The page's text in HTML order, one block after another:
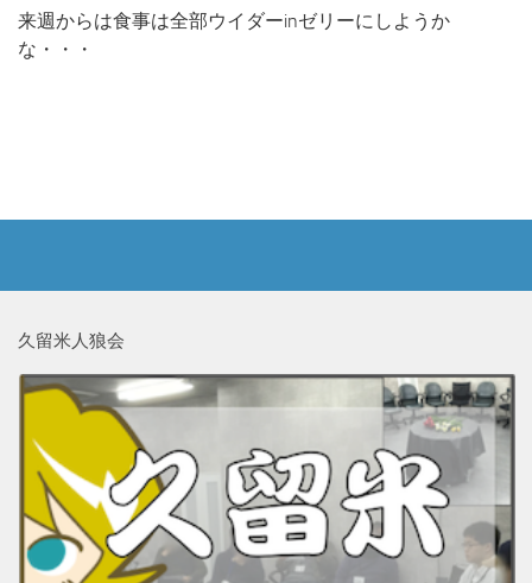
来週からは食事は全部ウイダーinゼリーにしようか
な・・・
久留米人狼会